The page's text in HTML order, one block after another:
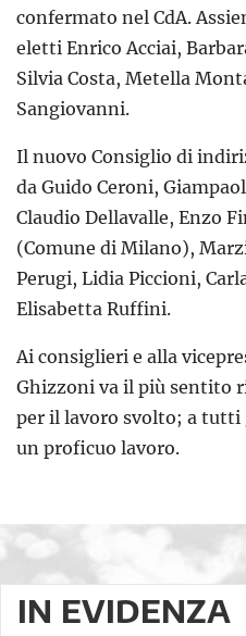
confermato nel CdA.
eletti Enrico Acciai,
Silvia Costa, Metella
Sangiovanni.
Il nuovo Consiglio di
da Guido Ceroni,
Claudio Dellavalle, Enzo
(Comune di Milano),
Perugi, Lidia Piccioni,
Elisabetta Ruffini.
Ai consiglieri e alla
Ghizzoni va il più sentito
per il lavoro svolto; a
un proficuo lavoro.
IN EVIDENZA